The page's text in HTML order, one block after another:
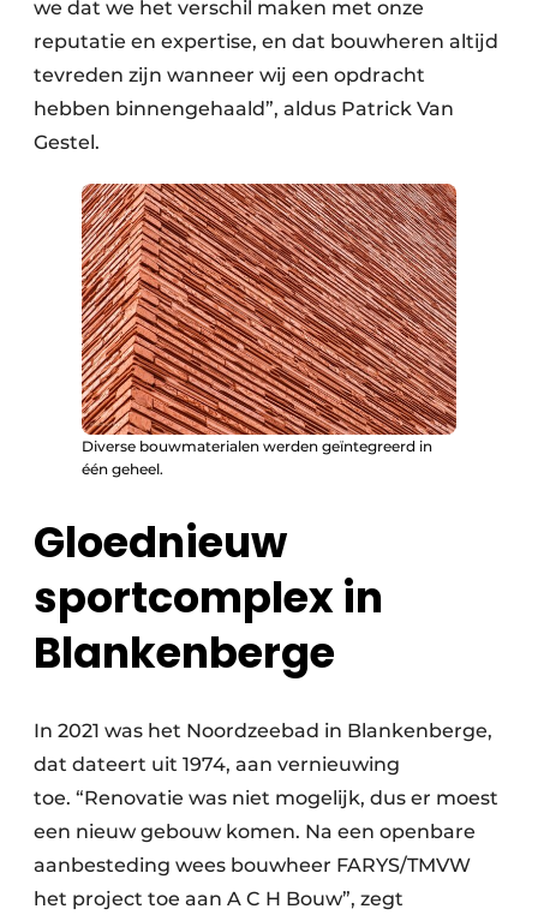
we dat we het verschil maken met onze
reputatie en expertise, en dat bouwheren altijd
tevreden zijn wanneer wij een opdracht
hebben binnengehaald”, aldus Patrick Van
Gestel.
Diverse bouwmaterialen werden geïntegreerd in
één geheel.
Gloednieuw
sportcomplex in
Blankenberge
In 2021 was het Noordzeebad in Blankenberge,
dat dateert uit 1974, aan vernieuwing
toe. “Renovatie was niet mogelijk, dus er moest
een nieuw gebouw komen. Na een openbare
aanbesteding wees bouwheer FARYS/TMVW
het project toe aan A C H Bouw”, zegt